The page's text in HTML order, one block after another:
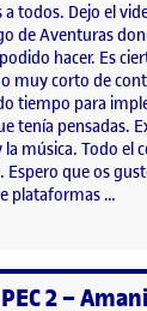
a todos. Dejo el
de Aventuras
hacer. Es
muy corto de
tiempo para
tenía pensadas.
música. Todo el
Espero que os
plataformas …